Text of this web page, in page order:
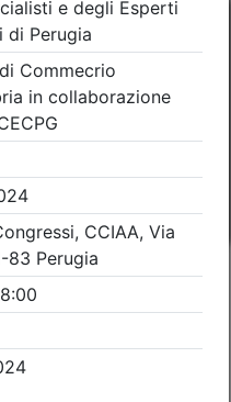
Comm. E.C.- Ordine:
dal
iCal Feed RSS